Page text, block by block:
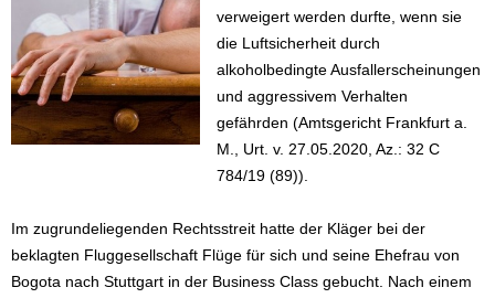
verweigert werden durfte, wenn sie
die Luftsicherheit durch
alkoholbedingte Ausfallerscheinungen
und aggressivem Verhalten
gefährden (Amtsgericht Frankfurt a.
M., Urt. v. 27.05.2020, Az.: 32 C
784/19 (89)).
Im zugrundeliegenden Rechtsstreit hatte der Kläger bei der
beklagten Fluggesellschaft Flüge für sich und seine Ehefrau von
Bogota nach Stuttgart in der Business Class gebucht. Nach einem